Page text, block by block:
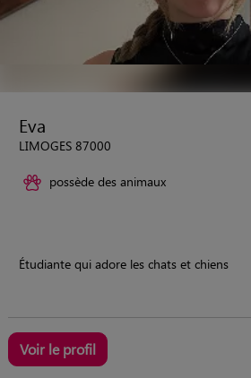
Eva
LIMOGES 87000
possède des animaux
Étudiante qui adore les chats et chiens
Voir le profil